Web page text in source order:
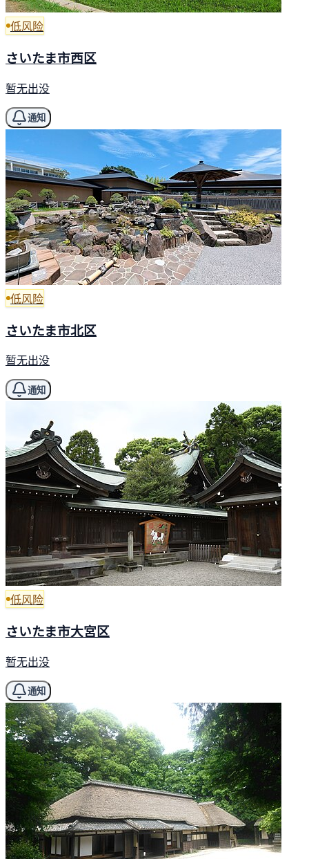
低风险
さいたま市西区
暂无出没
通知
低风险
さいたま市北区
暂无出没
通知
低风险
さいたま市大宮区
暂无出没
通知